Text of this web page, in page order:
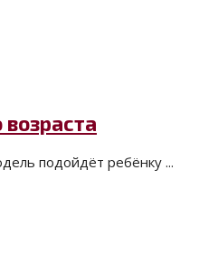
подойдёт ребёнку ...